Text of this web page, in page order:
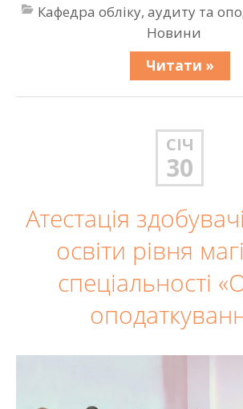
Кафедра обліку, аудиту та
Новини
Читати »
СІЧ
30
Атестація
освіти рівня
спеціальності